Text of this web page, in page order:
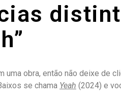
obra, então não deixe de
se chama Yeah (2024) e